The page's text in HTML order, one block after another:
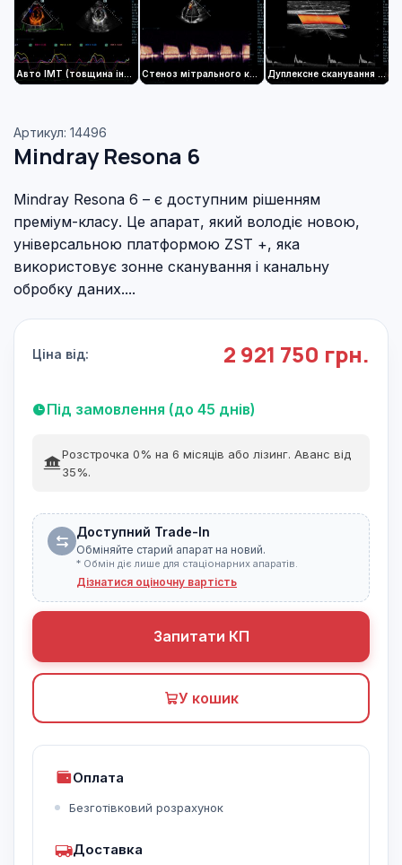
Стеноз мітрального клапана Дуплексне сканування загальної сонної артерії
Артикул: 14496
Mindray Resona 6
Mindray Resona 6 – є доступним рішенням
преміум-класу. Це апарат, який володіє новою,
універсальною платформою ZST +, яка
використовує зонне сканування і канальну
обробку даних....
Ціна від: 2 921 750 грн.
Під замовлення (до 45 днів)
Розстрочка 0% на 6 місяців або лізинг. Аванс від
35%.
Доступний Trade-In
Обміняйте старий апарат на новий.
* Обмін діє лише для стаціонарних апаратів.
Дізнатися оціночну вартість
Запитати КП
У кошик
Оплата
Безготівковий розрахунок
Доставка